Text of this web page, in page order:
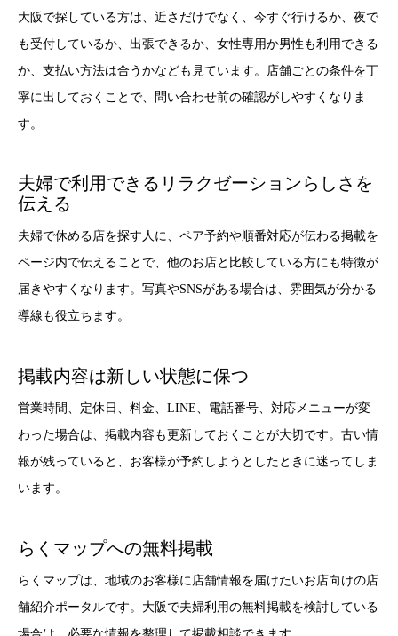
大阪で探している方は、近さだけでなく、今すぐ行けるか、夜で
も受付しているか、出張できるか、女性専用か男性も利用できる
か、支払い方法は合うかなども見ています。店舗ごとの条件を丁
寧に出しておくことで、問い合わせ前の確認がしやすくなりま
す。
夫婦で利用できるリラクゼーションらしさを
伝える
夫婦で休める店を探す人に、ペア予約や順番対応が伝わる掲載を
ページ内で伝えることで、他のお店と比較している方にも特徴が
届きやすくなります。写真やSNSがある場合は、雰囲気が分かる
導線も役立ちます。
掲載内容は新しい状態に保つ
営業時間、定休日、料金、LINE、電話番号、対応メニューが変
わった場合は、掲載内容も更新しておくことが大切です。古い情
報が残っていると、お客様が予約しようとしたときに迷ってしま
います。
らくマップへの無料掲載
らくマップは、地域のお客様に店舗情報を届けたいお店向けの店
舗紹介ポータルです。大阪で夫婦利用の無料掲載を検討している